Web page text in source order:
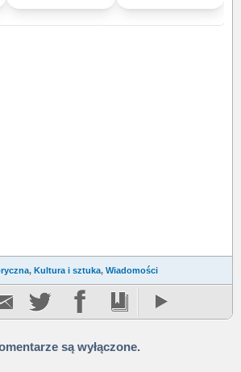
, Kultura i sztuka, Wiadomości
są wyłączone.